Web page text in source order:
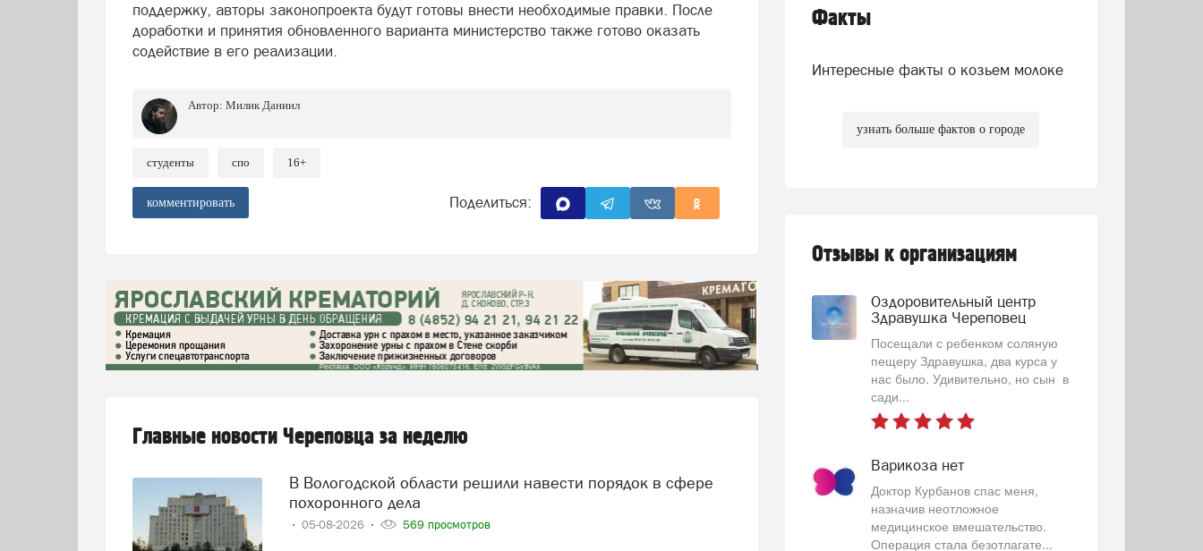
поддержку, авторы законопроекта будут готовы внести необходимые правки. После
доработки и принятия обновленного варианта министерство также готово оказать
содействие в его реализации.
Автор: Милик Даниил
студенты спо 16+
комментировать Поделиться:
Главные новости Череповца за неделю
В Вологодской области решили навести порядок в сфере
похоронного дела
05-08-2026 569 просмотров
Факты
Интересные факты о козьем молоке
узнать больше фактов о городе
Отзывы к организациям
Оздоровительный центр
Здравушка Череповец
Посещали с ребенком соляную
пещеру Здравушка, два курса у
нас было. Удивительно, но сын в
сади...
Варикоза нет
Доктор Курбанов спас меня,
назначив неотложное
медицинское вмешательство.
Операция стала безотлагате...